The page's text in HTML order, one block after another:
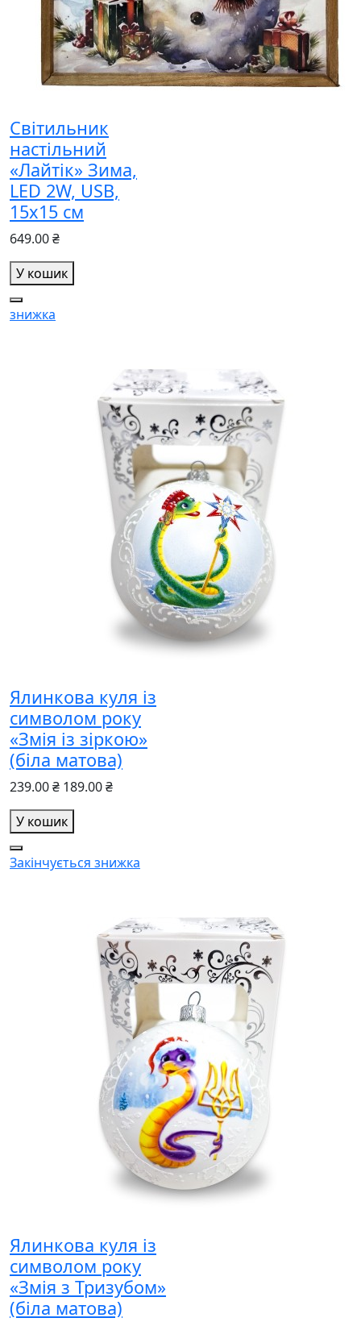
Світильник
настільний
«Лайтік» Зима,
LED 2W, USB,
15х15 см
649.00 ₴
У кошик
знижка
Ялинкова куля із
символом року
«Змія із зіркою»
(біла матова)
239.00 ₴ 189.00 ₴
У кошик
Закінчується знижка
Ялинкова куля із
символом року
«Змія з Тризубом»
(біла матова)